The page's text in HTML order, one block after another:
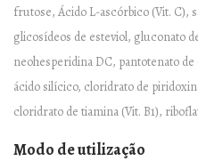
frutose, Ácido L-ascórbico (Vit. C),
glicosídeos de esteviol, gluconato
neohesperidina DC, pantotenato
ácido silícico, cloridrato de
cloridrato de tiamina (Vit. B1),
Modo de utilização